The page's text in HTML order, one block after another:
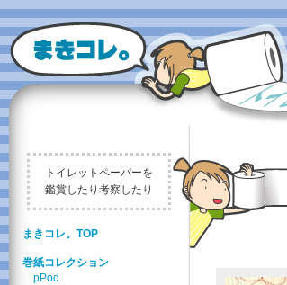
トイレットペーパーを
鑑賞したり考察したり
まきコレ。TOP
巻紙コレクション
pPod